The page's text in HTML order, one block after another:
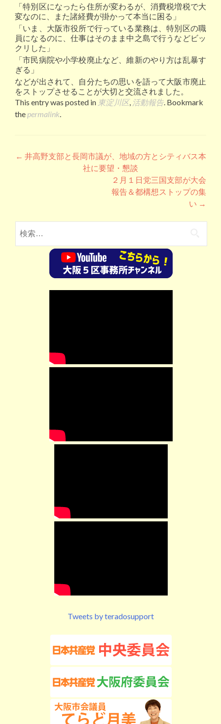
「特別区になったら住所が変わるが、消費税増税で大
変なのに、また諸経費が掛かって本当に困る」
「いま、大阪市役所で行っている業務は、特別区の職
員になるのに、仕事はそのまま中之島で行うなどビッ
クリした」
「市民病院や小学校廃止など、維新のやり方は乱暴す
ぎる」
などが出されて、自分たちの思いを語って大阪市廃止
をストップさせることが大切と交流されました。
This entry was posted in 東淀川区, 活動報告. Bookmark
the permalink.
Post navigation
← 井高野支部と長岡市議が、地域の方とシティバス本
社に要望・懇談
２月１日党三国支部が大会
報告＆都構想ストップの集
い →
検索:
Tweets by teradosupport